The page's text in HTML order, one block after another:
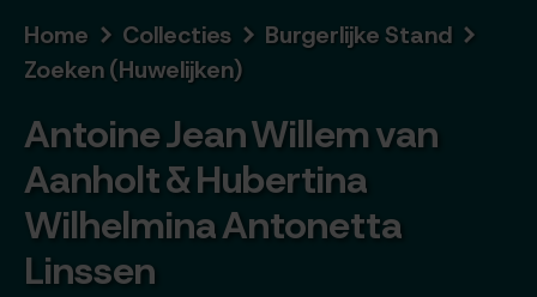
Home Collecties
Burgerlijke Stand
Zoeken (Huwelijken)
Antoine Jean Willem van
Aanholt & Hubertina
Wilhelmina Antonetta
Linssen